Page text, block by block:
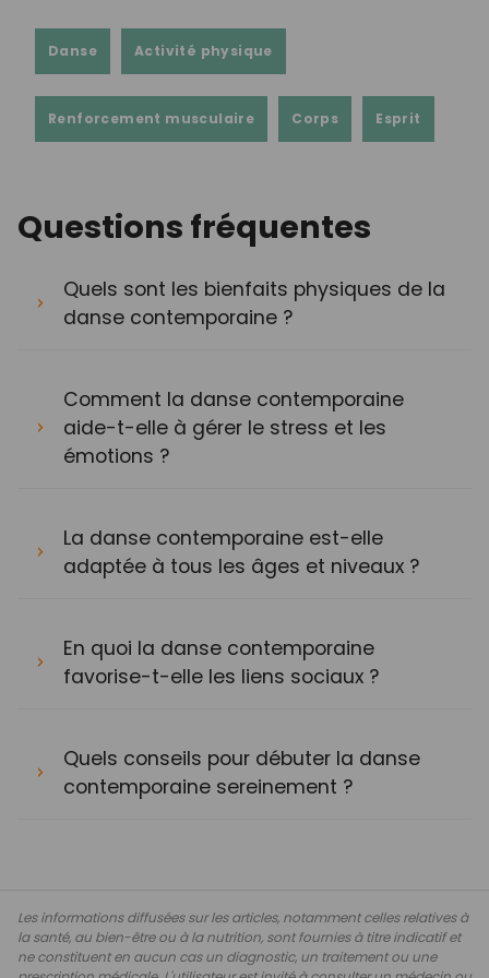
Danse Activité physique
Renforcement musculaire Corps Esprit
Questions fréquentes
Quels sont les bienfaits physiques de la
danse contemporaine ?
Comment la danse contemporaine
aide-t-elle à gérer le stress et les
émotions ?
La danse contemporaine est-elle
adaptée à tous les âges et niveaux ?
En quoi la danse contemporaine
favorise-t-elle les liens sociaux ?
Quels conseils pour débuter la danse
contemporaine sereinement ?
Les informations diffusées sur les articles, notamment celles relatives à
la santé, au bien-être ou à la nutrition, sont fournies à titre indicatif et
ne constituent en aucun cas un diagnostic, un traitement ou une